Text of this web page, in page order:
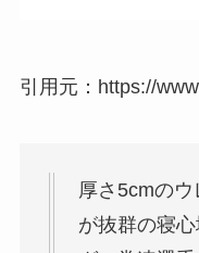
引用元：https://
厚さ5cmの
が抜群の寝